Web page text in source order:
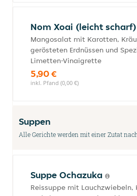
Nom Xoai (leicht scharf)
Mangosalat mit Karotten,
gerösteten Erdnüssen und
Limetten-Vinaigrette
5,90 €
inkl. Pfand (0,00 €)
Suppen
Alle Gerichte werden mit einer Zutat
Suppe Ochazuka
Reissuppe mit Lauchzwiebeln,